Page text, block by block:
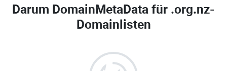
Darum DomainMetaData für .org.nz-
Domainlisten